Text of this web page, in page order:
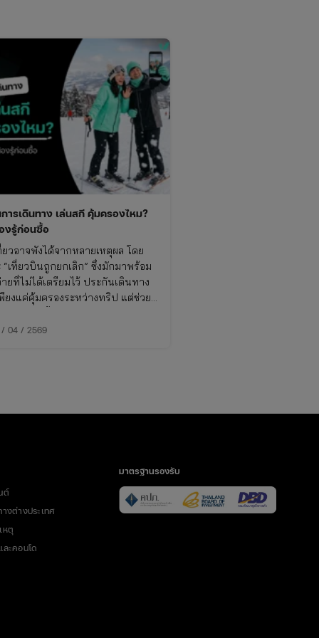
ารเดินทาง เล่นสกี คุ้มครองไหม?
งรู้ก่อนซื้อ
วอาจพังได้จากหลายเหตุผล โดย
“เที่ยวบินถูกยกเลิก” ซึ่งมักมาพร้อม
ยที่ไม่ได้เตรียมไว้ ประกันเดินทาง
ยงแค่คุ้มครองระหว่างทริป แต่ช่วย
กเลิกการเดินทางให้อุ่นใจ
/ 04 / 2569
ต์
งต่างประเทศ
หตุ
ละคอนโด
มาตรฐานรองรับ